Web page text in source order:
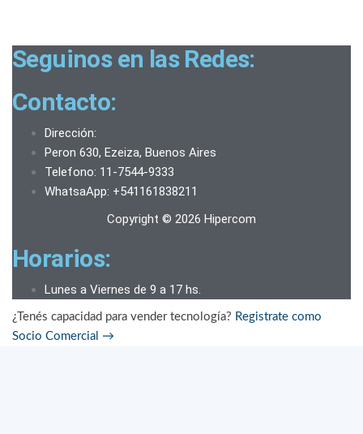
Seguinos en las Redes:
Contacto:
Dirección:
Peron 630, Ezeiza, Buenos Aires
Telefono: 11-7544-9333
WhatsaApp: +541161838211
Copyright © 2026 Hipercom
Horarios:
Lunes a Viernes de 9 a 17 hs.
¿Tenés capacidad para vender tecnología? Registrate como
Socio Comercial →